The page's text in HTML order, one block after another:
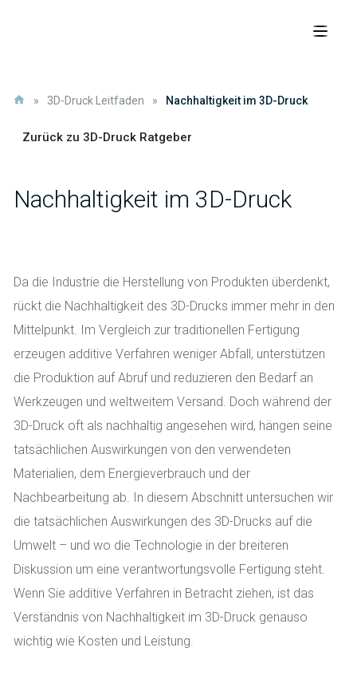
» 3D-Druck Leitfaden » Nachhaltigkeit im 3D-Druck
Zurück zu 3D-Druck Ratgeber
Nachhaltigkeit im 3D-Druck
Da die Industrie die Herstellung von Produkten überdenkt,
rückt die Nachhaltigkeit des 3D-Drucks immer mehr in den
Mittelpunkt. Im Vergleich zur traditionellen Fertigung
erzeugen additive Verfahren weniger Abfall, unterstützen
die Produktion auf Abruf und reduzieren den Bedarf an
Werkzeugen und weltweitem Versand. Doch während der
3D-Druck oft als nachhaltig angesehen wird, hängen seine
tatsächlichen Auswirkungen von den verwendeten
Materialien, dem Energieverbrauch und der
Nachbearbeitung ab. In diesem Abschnitt untersuchen wir
die tatsächlichen Auswirkungen des 3D-Drucks auf die
Umwelt – und wo die Technologie in der breiteren
Diskussion um eine verantwortungsvolle Fertigung steht.
Wenn Sie additive Verfahren in Betracht ziehen, ist das
Verständnis von Nachhaltigkeit im 3D-Druck genauso
wichtig wie Kosten und Leistung.